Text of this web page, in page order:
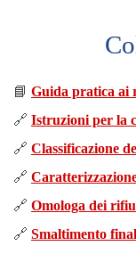
📘 Guida pratica ai
🔗 Istruzioni per la
🔗 Classificazione
🔗
🔗 Omologa dei
🔗 Smaltimento